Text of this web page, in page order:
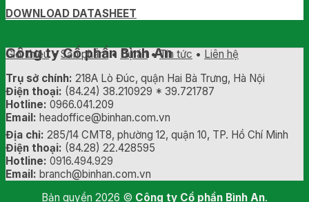
DOWNLOAD DATASHEET
Giới thiệu • Sản phẩm • Dự án • Tin tức • Liên hệ
Công ty Cổ phần Bình An
Trụ sở chính: 218A Lò Đúc, quận Hai Bà Trưng, Hà Nội
Điện thoại: (84.24) 38.210929 * 39.721787
Hotline: 0966.041.209
Email: headoffice@binhan.com.vn
Địa chỉ: 285/14 CMT8, phường 12, quận 10, TP. Hồ Chí Minh
Điện thoại: (84.28) 22.428595
Hotline: 0916.494.929
Email: branch@binhan.com.vn
Bản quyền 2026 © Công ty Cổ phần Bình An.